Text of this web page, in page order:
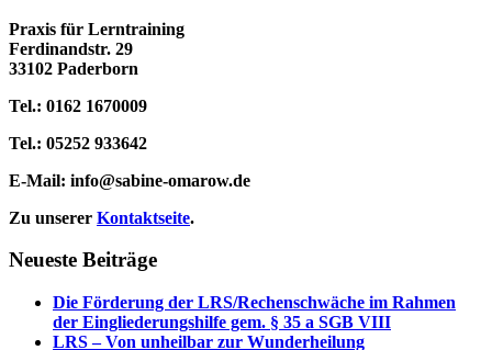
Praxis für Lerntraining
Ferdinandstr. 29
33102 Paderborn
Tel.: 0162 1670009
Tel.: 05252 933642
E-Mail: info@sabine-omarow.de
Zu unserer Kontaktseite.
Neueste Beiträge
Die Förderung der LRS/Rechenschwäche im Rahmen
der Eingliederungshilfe gem. § 35 a SGB VIII
LRS – Von unheilbar zur Wunderheilung